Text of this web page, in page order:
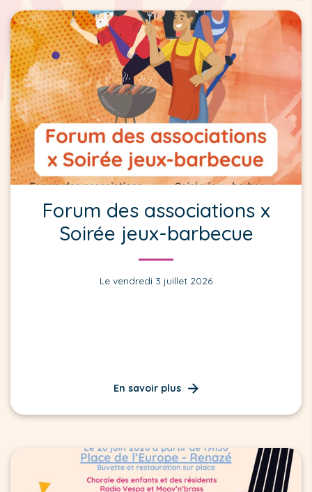
Forum des associations x
Soirée jeux-barbecue
Le vendredi 3 juillet 2026
En savoir plus